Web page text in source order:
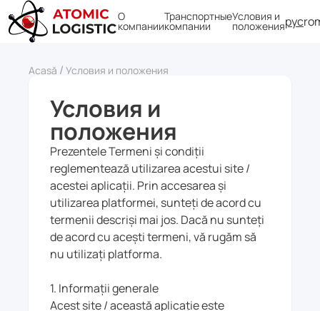
О
компании
Транспортные
компании
Условия и
положениярус
Acasă / Условия и положения
Условия и
положения
Prezentele Termeni și condiții
reglementează utilizarea acestui site /
acestei aplicații. Prin accesarea și
utilizarea platformei, sunteți de acord cu
termenii descriși mai jos. Dacă nu sunteți
de acord cu acești termeni, vă rugăm să
nu utilizați platforma.
1. Informații generale
Acest site / această aplicație este